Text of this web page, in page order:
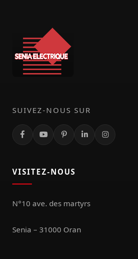
SUIVEZ-NOUS SUR
VISITEZ-NOUS
N°10 ave. des martyrs
Senia – 31000 Oran